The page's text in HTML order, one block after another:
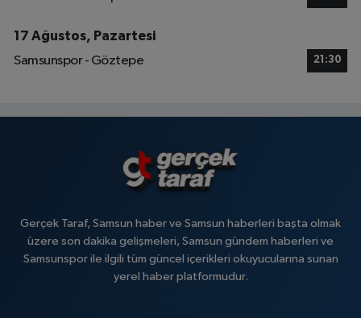
17 Ağustos, Pazartesi
Samsunspor - Göztepe
21:30
Gerçek Taraf, Samsun haber ve Samsun haberleri başta olmak
üzere son dakika gelişmeleri, Samsun gündem haberleri ve
Samsunspor ile ilgili tüm güncel içerikleri okuyucularına sunan
yerel haber platformudur.